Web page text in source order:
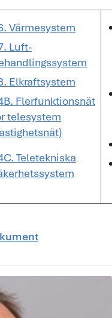
Värmesystem
Luft-
Elkraftsystem
Flerfunktionsnät
telesystem
Teletekniska